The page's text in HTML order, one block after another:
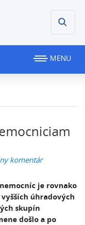
MENU
komentár
je rovnako
úhradových
skupín
došlo a po